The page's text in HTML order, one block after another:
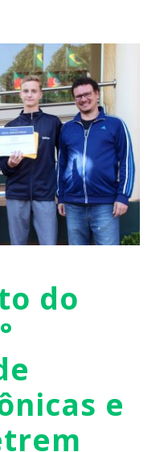
do
e